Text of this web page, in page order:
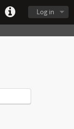
Log in